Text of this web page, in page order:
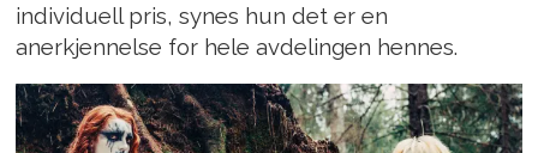
individuell pris, synes hun det er en
anerkjennelse for hele avdelingen hennes.